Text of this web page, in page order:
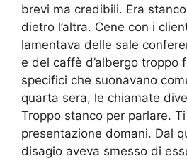
brevi ma credibili. Era
dietro l’altra. Cene con i
lamentava delle sale
e del caffè d’albergo troppo
specifici che suonavano
quarta sera, le chiamate
Troppo stanco per parlare.
presentazione domani. Dal
disagio aveva smesso di